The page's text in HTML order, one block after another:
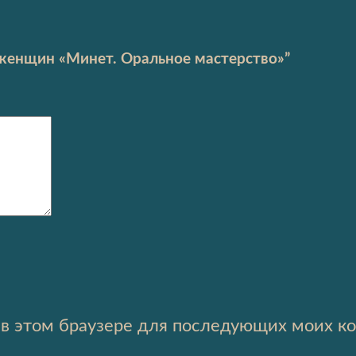
«Минет. Оральное мастерство»”
этом браузере для последующих моих